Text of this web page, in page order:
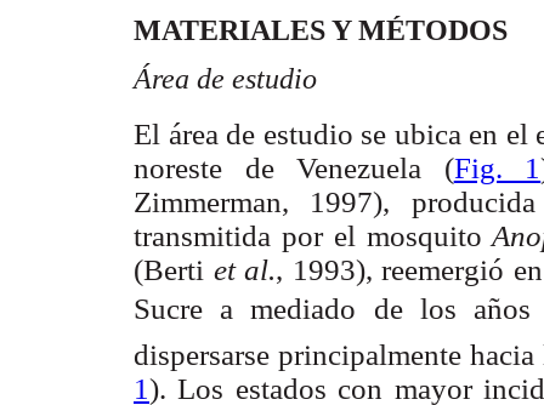
MATERIALES Y MÉTODOS
Área de estudio
El área de estudio se ubica en
noreste de Venezuela (Fig. 1
Zimmerman, 1997),
transmitida por el mosquito
(Berti et al., 1993), reemergió
Sucre a mediado de los años
dispersarse principalmente
1). Los estados con mayor